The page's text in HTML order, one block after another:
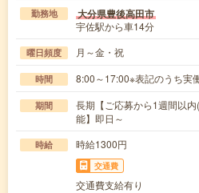
勤務地 大分県豊後高田市
宇佐駅から車14分
曜日頻度 月～金・祝
時間 8:00～17:00※表記のうち実
期間
長期【ご応募から1週間以
能】即日～
時給 時給1300円
交通費
交通費支給有り